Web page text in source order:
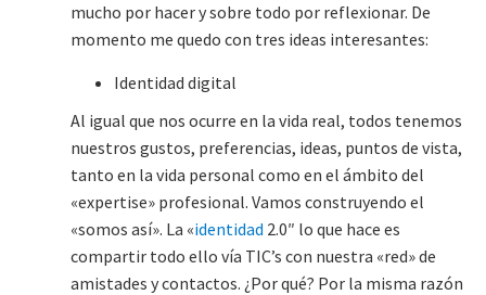
mucho por hacer y sobre todo por reflexionar. De
momento me quedo con tres ideas interesantes:
Identidad digital
Al igual que nos ocurre en la vida real, todos tenemos
nuestros gustos, preferencias, ideas, puntos de vista,
tanto en la vida personal como en el ámbito del
«expertise» profesional. Vamos construyendo el
«somos así». La «identidad 2.0″ lo que hace es
compartir todo ello vía TIC’s con nuestra «red» de
amistades y contactos. ¿Por qué? Por la misma razón